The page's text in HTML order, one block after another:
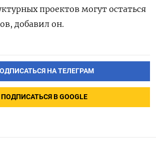
проектов могут остаться
добавил он.
НА ТЕЛЕГРАМ
ПОДПИСАТЬСЯ В GOOGLE